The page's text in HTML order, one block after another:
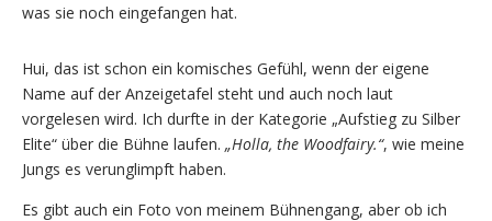
was sie noch eingefangen hat.
Hui, das ist schon ein komisches Gefühl, wenn der eigene
Name auf der Anzeigetafel steht und auch noch laut
vorgelesen wird. Ich durfte in der Kategorie „Aufstieg zu Silber
Elite“ über die Bühne laufen. „Holla, the Woodfairy.“, wie meine
Jungs es verunglimpft haben.
Es gibt auch ein Foto von meinem Bühnengang, aber ob ich